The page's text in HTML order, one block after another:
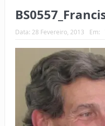
Data: 28 Fevereiro, 2013 Em: